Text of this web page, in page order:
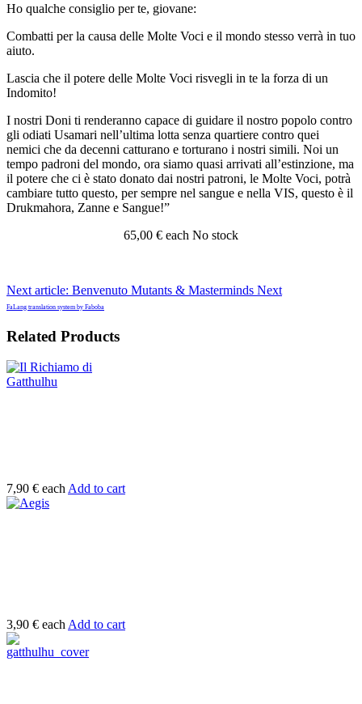
Ho qualche consiglio per te, giovane:
Combatti per la causa delle Molte Voci e il mondo stesso verrà in tuo
aiuto.
Lascia che il potere delle Molte Voci risvegli in te la forza di un
Indomito!
I nostri Doni ti renderanno capace di guidare il nostro popolo contro
gli odiati Usamari nell’ultima lotta senza quartiere contro quei
nemici che da decenni catturano e torturano i nostri simili. Noi un
tempo padroni del mondo, ora siamo quasi arrivati all’estinzione, ma
il potere che ci è stato donato dai nostri patroni, le Molte Voci, potrà
cambiare tutto questo, per sempre nel sangue e nella VIS, questo è il
Drukmahora, Zanne e Sangue!”
65,00 € each No stock
Next article: Benvenuto Mutants & Masterminds Next
FaLang translation system by Faboba
Related Products
7,90 € each Add to cart
3,90 € each Add to cart